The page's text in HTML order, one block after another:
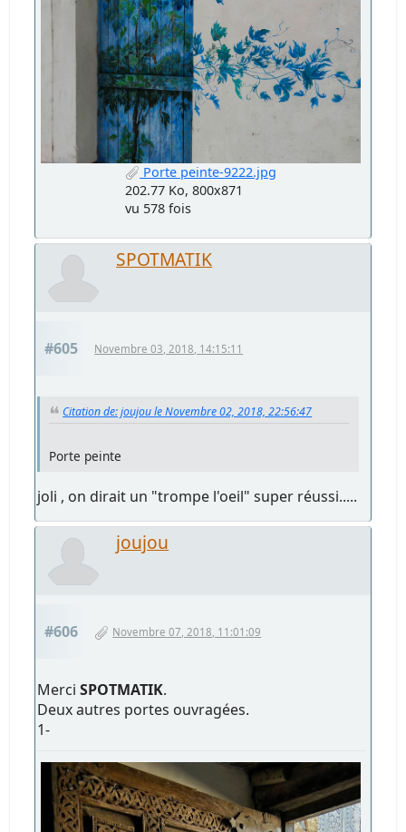
Porte peinte-9222.jpg
202.77 Ko, 800x871
vu 578 fois
SPOTMATIK
#605 Novembre 03, 2018, 14:15:11
Citation de: joujou le Novembre 02, 2018, 22:56:47
Porte peinte
joli , on dirait un "trompe l'oeil" super réussi.....
joujou
#606 Novembre 07, 2018, 11:01:09
MerciSPOTMATIK.
Deux autres portes ouvragées.
1-